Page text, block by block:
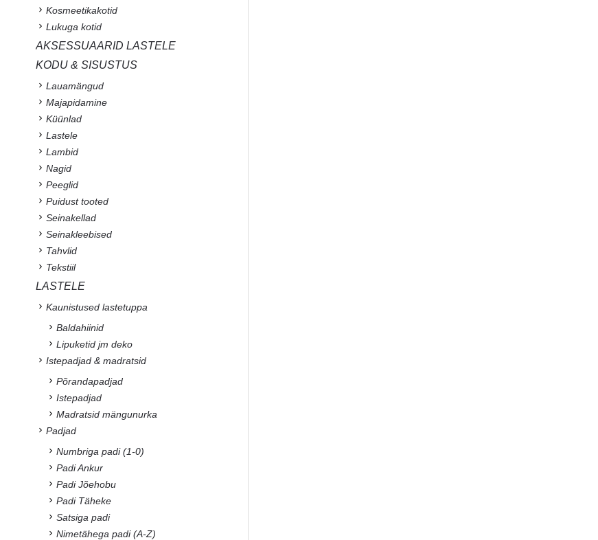
Kosmeetikakotid
Lukuga kotid
AKSESSUAARID LASTELE
KODU & SISUSTUS
Lauamängud
Majapidamine
Küünlad
Lastele
Lambid
Nagid
Peeglid
Puidust tooted
Seinakellad
Seinakleebised
Tahvlid
Tekstiil
LASTELE
Kaunistused lastetuppa
Baldahiinid
Lipuketid jm deko
Istepadjad & madratsid
Põrandapadjad
Istepadjad
Madratsid mängunurka
Padjad
Numbriga padi (1-0)
Padi Ankur
Padi Jõehobu
Padi Täheke
Satsiga padi
Nimetähega padi (A-Z)